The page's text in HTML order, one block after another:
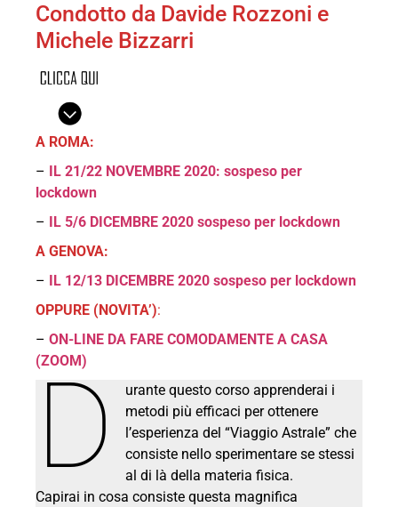
Condotto da Davide Rozzoni e
Michele Bizzarri
A ROMA:
–
IL 21/22 NOVEMBRE 2020: sospeso per
lockdown
–
IL 5/6 DICEMBRE 2020 sospeso per lockdown
A GENOVA:
–
IL 12/13 DICEMBRE 2020 sospeso per lockdown
OPPURE (NOVITA’):
– ON-LINE DA FARE COMODAMENTE A CASA
(ZOOM)
D
urante questo corso apprenderai i
metodi più efficaci per ottenere
l’esperienza del “Viaggio Astrale” che
consiste nello sperimentare se stessi
al di là della materia fisica.
Capirai in cosa consiste questa magnifica